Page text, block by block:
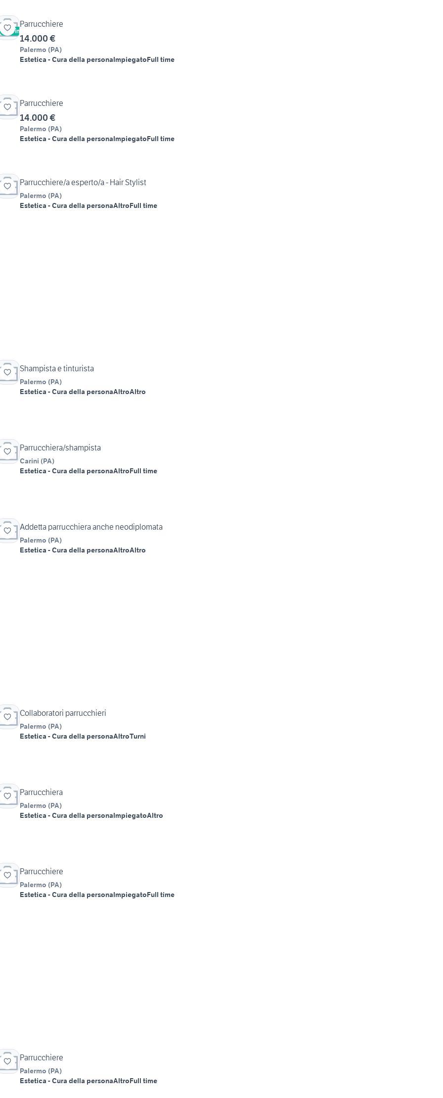
Vetrina
Parrucchiere
14.000 €
Palermo (PA)
Estetica - Cura della personaImpiegatoFull time
Parrucchiere
14.000 €
Palermo (PA)
Estetica - Cura della personaImpiegatoFull time
Parrucchiere/a esperto/a - Hair Stylist
Palermo (PA)
Estetica - Cura della personaAltroFull time
Shampista e tinturista
Palermo (PA)
Estetica - Cura della personaAltroAltro
Parrucchiera/shampista
Carini (PA)
Estetica - Cura della personaAltroFull time
Addetta parrucchiera anche neodiplomata
Palermo (PA)
Estetica - Cura della personaAltroAltro
Collaboratori parrucchieri
Palermo (PA)
Estetica - Cura della personaAltroTurni
Parrucchiera
Palermo (PA)
Estetica - Cura della personaImpiegatoAltro
Parrucchiere
Palermo (PA)
Estetica - Cura della personaImpiegatoFull time
Parrucchiere
Palermo (PA)
Estetica - Cura della personaAltroFull time